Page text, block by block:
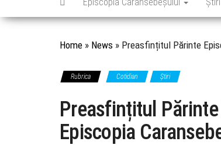
Home » News » Preasfințitul Părinte
Rubrica Cotidian Știri
Preasfințitul
Episcopia